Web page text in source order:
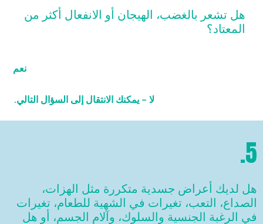
هل تشعر بالغضب، الهيجان أو الانفعال أكثر من
المعتاد؟
نعم
لا – يمكنك الانتقال إلى السؤال التالي.
5.
هل لديك أعراض جسدية متكررة مثل الهزات،
الصداع، التعب، تغيرات في الشهية للطعام، تغيرات
في الرغبة الجنسية والسلوك، وآلام الجسم، أو هل